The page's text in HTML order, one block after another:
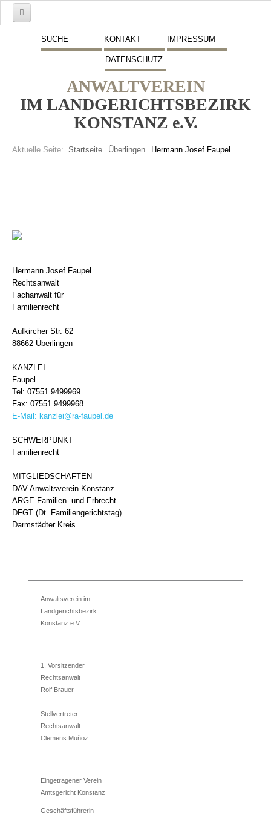
SUCHE KONTAKT IMPRESSUM
DATENSCHUTZ
ANWALTVEREIN
IM LANDGERICHTSBEZIRK
KONSTANZ e.V.
Aktuelle Seite: Startseite Überlingen Hermann Josef Faupel
Schwerpunkte
Beitritt zum Verein
Hermann Josef Faupel
Rechtsanwalt
Fachanwalt für
Familienrecht
Aufkircher Str. 62
88662 Überlingen
KANZLEI
Faupel
Tel: 07551 9499969
Fax: 07551 9499968
E-Mail: kanzlei@ra-faupel.de
SCHWERPUNKT
Familienrecht
MITGLIEDSCHAFTEN
DAV Anwaltsverein Konstanz
ARGE Familien- und Erbrecht
DFGT (Dt. Familiengerichtstag)
Darmstädter Kreis
Anwaltsverein im
Landgerichtsbezirk
Konstanz e.V.
1. Vorsitzender
Rechtsanwalt
Rolf Brauer
Stellvertreter
Rechtsanwalt
Clemens Muñoz
Eingetragener Verein
Amtsgericht Konstanz
Geschäftsführerin